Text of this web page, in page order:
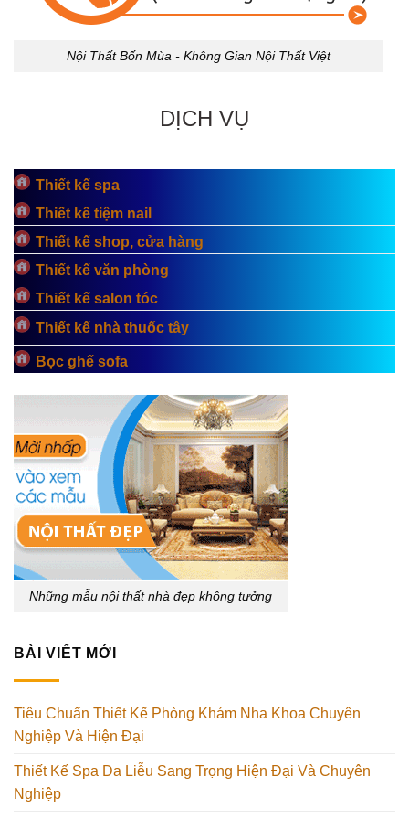
Nội Thất Bốn Mùa - Không Gian Nội Thất Việt
DỊCH VỤ
Thiết kế spa
Thiết kế tiệm nail
Thiết kế shop, cửa hàng
Thiết kế văn phòng
Thiết kế salon tóc
Thiết kế nhà thuốc tây
Bọc ghế sofa
Những mẫu nội thất nhà đẹp không tưởng
BÀI VIẾT MỚI
Tiêu Chuẩn Thiết Kế Phòng Khám Nha Khoa Chuyên
Nghiệp Và Hiện Đại
Thiết Kế Spa Da Liễu Sang Trọng Hiện Đại Và Chuyên
Nghiệp